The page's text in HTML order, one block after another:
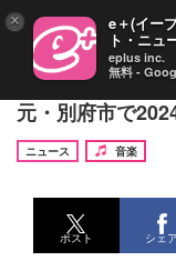
ircle主催『
元・別府市で
ニュース
音楽
ポスト シェア
× e＋(イー
ト・ニュ
eplus inc.
無料 -